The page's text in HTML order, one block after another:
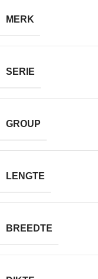
MERK
SERIE
GROUP
LENGTE
BREEDTE